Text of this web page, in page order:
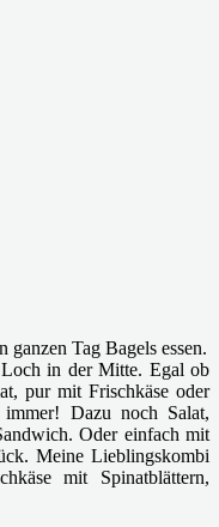
Tag Bagels essen.
in der Mitte. Egal ob
pur mit Frischkäse oder
Dazu noch Salat,
Oder einfach mit
Meine Lieblingskombi
mit Spinatblättern,